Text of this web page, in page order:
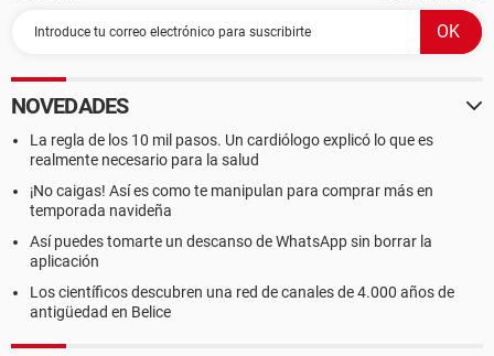
NOVEDADES
La regla de los 10 mil pasos. Un cardiólogo explicó lo que es
realmente necesario para la salud
¡No caigas! Así es como te manipulan para comprar más en
temporada navideña
Así puedes tomarte un descanso de WhatsApp sin borrar la
aplicación
Los científicos descubren una red de canales de 4.000 años de
antigüedad en Belice